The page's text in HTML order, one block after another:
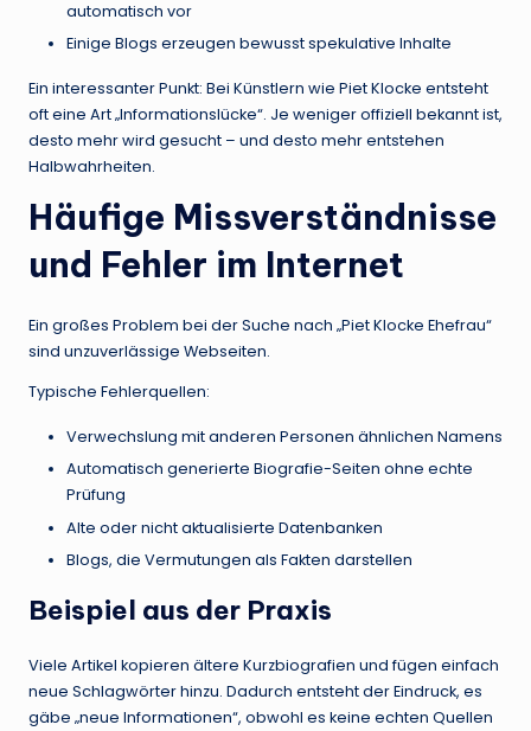
automatisch vor
Einige Blogs erzeugen bewusst spekulative Inhalte
Ein interessanter Punkt: Bei Künstlern wie Piet Klocke entsteht
oft eine Art „Informationslücke“. Je weniger offiziell bekannt ist,
desto mehr wird gesucht – und desto mehr entstehen
Halbwahrheiten.
Häufige Missverständnisse
und Fehler im Internet
Ein großes Problem bei der Suche nach „Piet Klocke Ehefrau“
sind unzuverlässige Webseiten.
Typische Fehlerquellen:
Verwechslung mit anderen Personen ähnlichen Namens
Automatisch generierte Biografie-Seiten ohne echte
Prüfung
Alte oder nicht aktualisierte Datenbanken
Blogs, die Vermutungen als Fakten darstellen
Beispiel aus der Praxis
Viele Artikel kopieren ältere Kurzbiografien und fügen einfach
neue Schlagwörter hinzu. Dadurch entsteht der Eindruck, es
gäbe „neue Informationen“, obwohl es keine echten Quellen